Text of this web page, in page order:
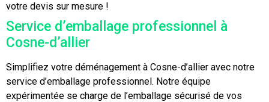
votre devis sur mesure !
Service d’emballage professionnel à
Cosne-d’allier
Simplifiez votre déménagement à Cosne-d’allier avec notre
service d’emballage professionnel. Notre équipe
expérimentée se charge de l’emballage sécurisé de vos